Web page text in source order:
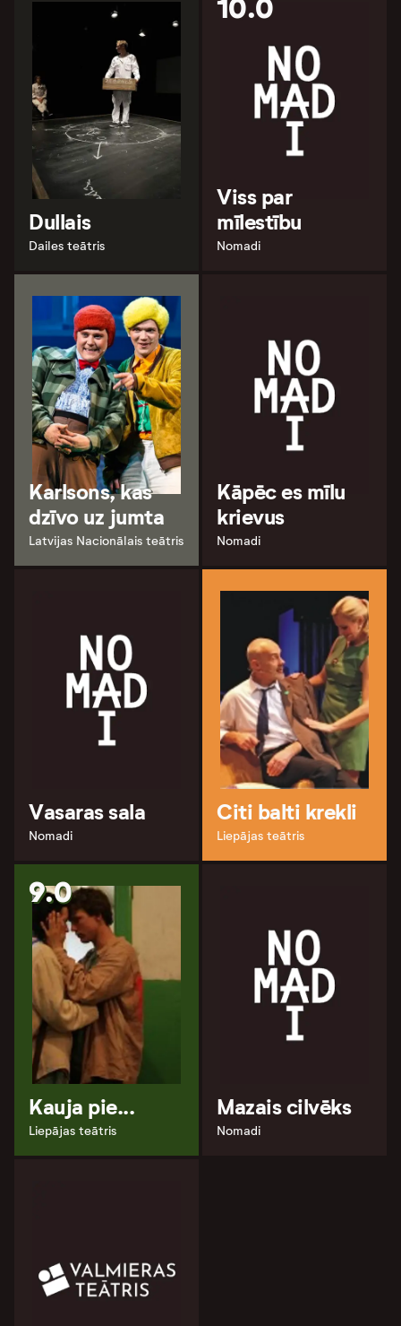
Dullais
Dailes teātris
10.0
Viss par
mīlestību
Nomadi
Karlsons, kas
dzīvo uz jumta
Latvijas Nacionālais teātris
Kāpēc es mīlu
krievus
Nomadi
Vasaras sala
Nomadi
Citi balti krekli
Liepājas teātris
9.0
Kauja pie...
Liepājas teātris
Mazais cilvēks
Nomadi